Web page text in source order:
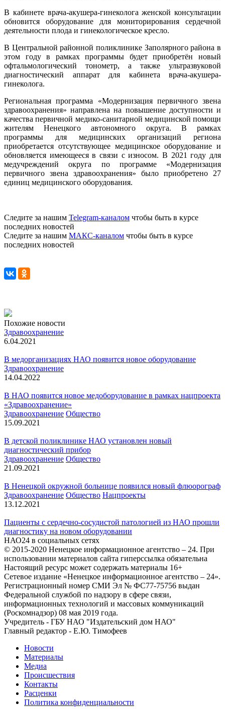
В кабинете врача-акушера-гинеколога женской консультации
обновится оборудование для мониторирования сердечной
деятельности плода и гинекологическое кресло.
В Центральной районной поликлинике Заполярного района в
этом году в рамках программы будет приобретён новый
офтальмологический тонометр, а также ультразвуковой
диагностический аппарат для кабинета врача-акушера-
гинеколога.
Региональная программа «Модернизация первичного звена
здравоохранения» направлена на повышение доступности и
качества первичной медико-санитарной медицинской помощи
жителям Ненецкого автономного округа. В рамках
программы для медицинских организаций региона
приобретается отсутствующее медицинское оборудование и
обновляется имеющееся в связи с износом. В 2021 году для
медучреждений округа по программе «Модернизация
первичного звена здравоохранения» было приобретено 27
единиц медицинского оборудования.
Следите за нашим Telegram-каналом чтобы быть в курсе
последних новостей
Следите за нашим МАКС-каналом чтобы быть в курсе
последних новостей
Похожие новости
Здравоохранение
6.04.2021
В медорганизациях НАО появится новое оборудование
Здравоохранение
14.04.2022
В НАО появится новое медоборудование в рамках нацпроекта
«Здравоохранение»
Здравоохранение Общество
15.09.2021
В детской поликлинике НАО установлен новый
диагностический прибор
Здравоохранение Общество
21.09.2021
В Ненецкой окружной больнице появился новый флюорограф
Здравоохранение Общество Нацпроекты
13.12.2021
Пациенты с сердечно-сосудистой патологией из НАО прошли
диагностику на новом оборудовании
НАО24 в социальных сетях
© 2015-2020 Ненецкое информационное агентство – 24. При
использовании материалов сайта гиперссылка обязательна
Настоящий ресурс может содержать материалы 16+
Сетевое издание «Ненецкое информационное агентство – 24».
Регистрационный номер СМИ Эл № ФС77-75756 выдан
Федеральной службой по надзору в сфере связи,
информационных технологий и массовых коммуникаций
(Роскомнадзор) 08 мая 2019 года.
Учредитель - ГБУ НАО "Издательский дом НАО"
Главный редактор - Е.Ю. Тимофеев
Новости
Материалы
Медиа
Происшествия
Контакты
Расценки
Политика конфиденциальности